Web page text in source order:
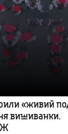
«живий
вишиванки.